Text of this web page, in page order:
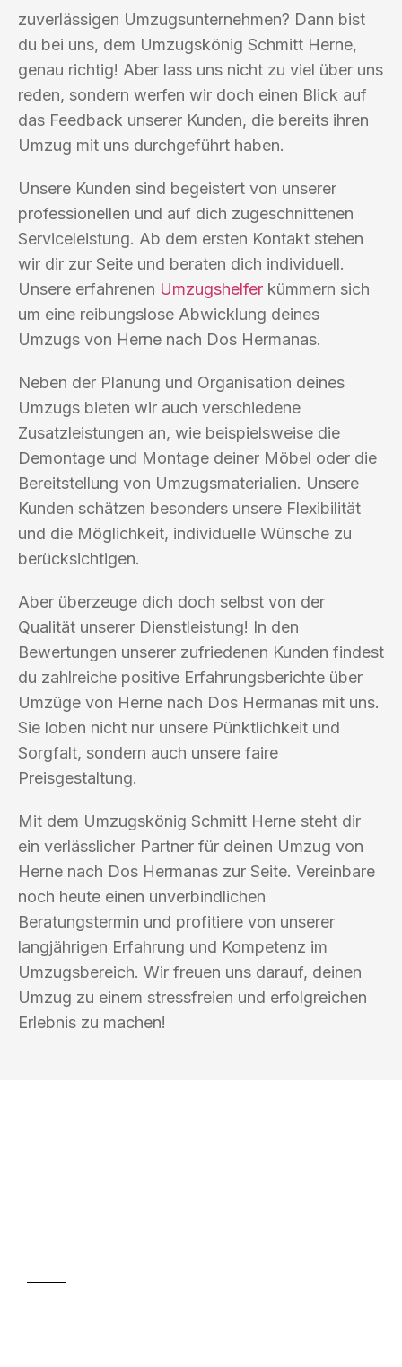
zuverlässigen Umzugsunternehmen? Dann bist
du bei uns, dem Umzugskönig Schmitt Herne,
genau richtig! Aber lass uns nicht zu viel über uns
reden, sondern werfen wir doch einen Blick auf
das Feedback unserer Kunden, die bereits ihren
Umzug mit uns durchgeführt haben.
Unsere Kunden sind begeistert von unserer
professionellen und auf dich zugeschnittenen
Serviceleistung. Ab dem ersten Kontakt stehen
wir dir zur Seite und beraten dich individuell.
Unsere erfahrenen Umzugshelfer kümmern sich
um eine reibungslose Abwicklung deines
Umzugs von Herne nach Dos Hermanas.
Neben der Planung und Organisation deines
Umzugs bieten wir auch verschiedene
Zusatzleistungen an, wie beispielsweise die
Demontage und Montage deiner Möbel oder die
Bereitstellung von Umzugsmaterialien. Unsere
Kunden schätzen besonders unsere Flexibilität
und die Möglichkeit, individuelle Wünsche zu
berücksichtigen.
Aber überzeuge dich doch selbst von der
Qualität unserer Dienstleistung! In den
Bewertungen unserer zufriedenen Kunden findest
du zahlreiche positive Erfahrungsberichte über
Umzüge von Herne nach Dos Hermanas mit uns.
Sie loben nicht nur unsere Pünktlichkeit und
Sorgfalt, sondern auch unsere faire
Preisgestaltung.
Mit dem Umzugskönig Schmitt Herne steht dir
ein verlässlicher Partner für deinen Umzug von
Herne nach Dos Hermanas zur Seite. Vereinbare
noch heute einen unverbindlichen
Beratungstermin und profitiere von unserer
langjährigen Erfahrung und Kompetenz im
Umzugsbereich. Wir freuen uns darauf, deinen
Umzug zu einem stressfreien und erfolgreichen
Erlebnis zu machen!